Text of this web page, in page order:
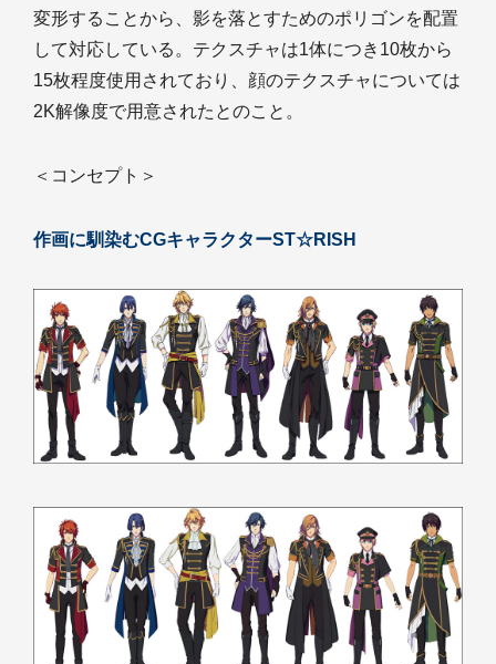
変形することから、影を落とすためのポリゴンを配置
して対応している。テクスチャは1体につき10枚から
15枚程度使用されており、顔のテクスチャについては
2K解像度で用意されたとのこと。
＜コンセプト＞
作画に馴染むCGキャラクターST☆RISH